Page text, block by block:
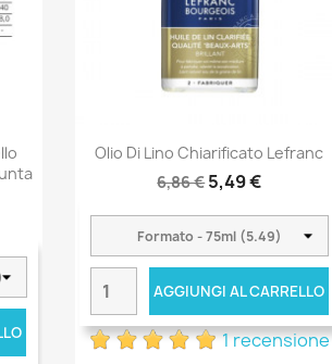
Olio Di Lino Chiarificato Lefranc
6,86 €5,49 €
AGGIUNGI AL CARRELLO
1 recensione